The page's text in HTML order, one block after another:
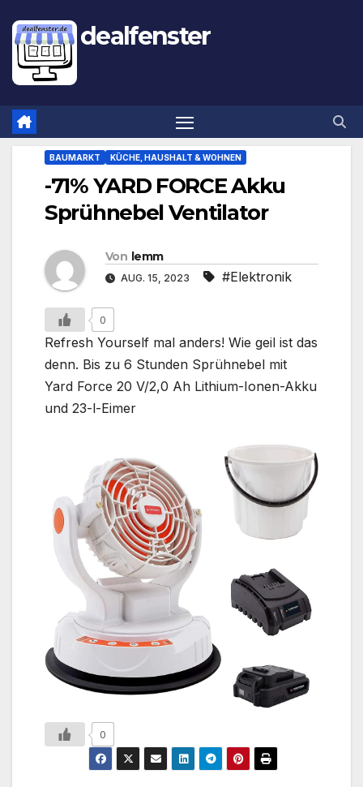
dealfenster
BAUMARKT KÜCHE, HAUSHALT & WOHNEN
-71% YARD FORCE Akku
Sprühnebel Ventilator
Von lemm
AUG. 15, 2023 #Elektronik
0
Refresh Yourself mal anders! Wie geil ist das
denn. Bis zu 6 Stunden Sprühnebel mit
Yard Force 20 V/2,0 Ah Lithium-Ionen-Akku
und 23-l-Eimer
0